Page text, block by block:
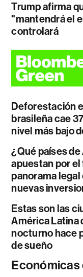
Trump afirma
"mantendrá el
controlará
Deforestación
brasileña cae
nivel más bajo
¿Qué países
apuestan por
panorama legal
nuevas
Estas son las
América Latina
nocturno hace
de sueño
Económicas